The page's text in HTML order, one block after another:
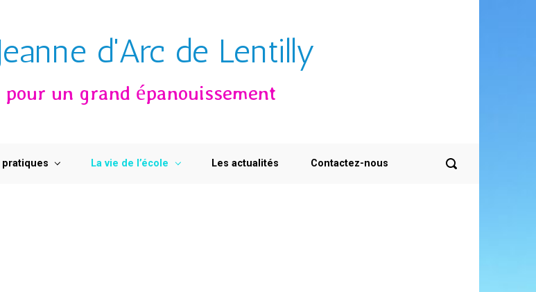
d'Arc de Lentilly
un grand épanouissement
La vie de l’école Les actualités Contactez-nous